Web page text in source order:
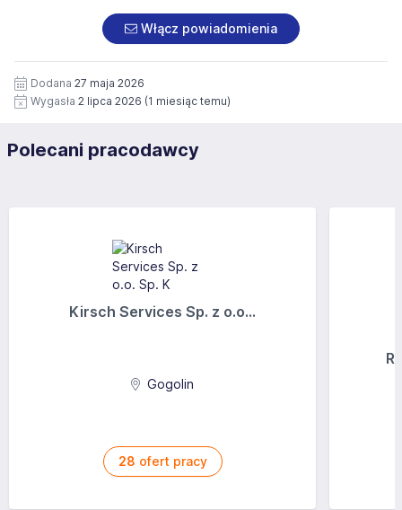
Włącz powiadomienia
Dodana 27 maja 2026
Wygasła 2 lipca 2026 (1 miesiąc temu)
Polecani pracodawcy
Kirsch Services Sp. z o.o...
Gogolin
28 ofert pracy